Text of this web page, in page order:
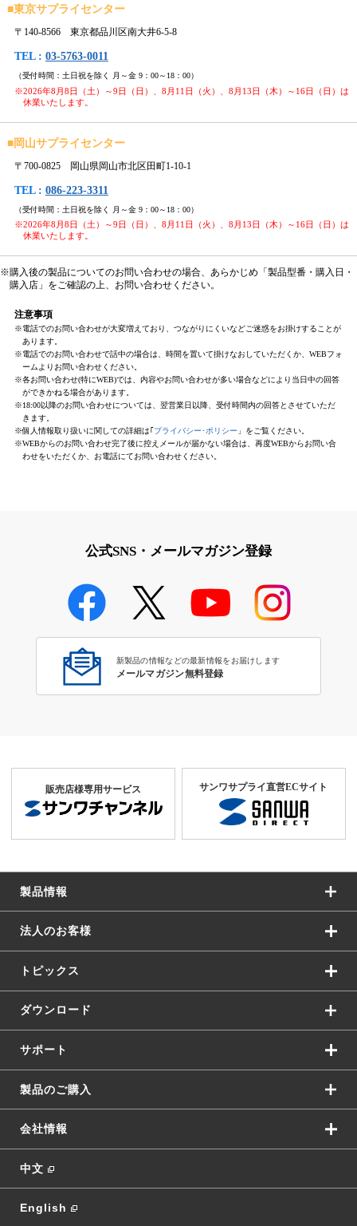
■東京サプライセンター
〒140-8566 東京都品川区南大井6-5-8
TEL : 03-5763-0011
（受付時間：土日祝を除く 月～金 9：00～18：00）
※2026年8月8日（土）～9日（日）、8月11日（火）、8月13日（木）～16日（日）は
休業いたします。
■岡山サプライセンター
〒700-0825 岡山県岡山市北区田町1-10-1
TEL : 086-223-3311
（受付時間：土日祝を除く 月～金 9：00～18：00）
※2026年8月8日（土）～9日（日）、8月11日（火）、8月13日（木）～16日（日）は
休業いたします。
※購入後の製品についてのお問い合わせの場合、あらかじめ「製品型番・購入日・
購入店」をご確認の上、お問い合わせください。
注意事項
※電話でのお問い合わせが大変増えており、つながりにくいなどご迷惑をお掛けすることが
あります。
※電話でのお問い合わせで話中の場合は、時間を置いて掛けなおしていただくか、WEBフォ
ームよりお問い合わせください。
※各お問い合わせ(特にWEB)では、内容やお問い合わせが多い場合などにより当日中の回答
ができかねる場合があります。
※18:00以降のお問い合わせについては、翌営業日以降、受付時間内の回答とさせていただ
きます。
※個人情報取り扱いに関しての詳細は｢プライバシー･ポリシー 」をご覧ください。
※WEBからのお問い合わせ完了後に控えメールが届かない場合は、再度WEBからお問い合
わせをいただくか、お電話にてお問い合わせください。
公式SNS・メールマガジン登録
新製品の情報などの最新情報をお届けします
メールマガジン無料登録
販売店様専用サービス サンワサプライ直営ECサイト
製品情報
法人のお客様
トピックス
ダウンロード
サポート
製品のご購入
会社情報
中文
English